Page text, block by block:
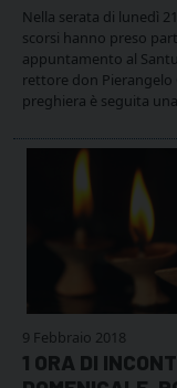
Nella serata di lunedì
scorsi hanno preso
appuntamento al
rettore don Pierangelo
preghiera è seguita
9 Febbraio 2018
1 ORA DI